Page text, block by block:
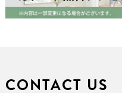
CONTACT US